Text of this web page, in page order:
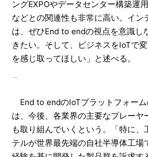
ングEXPOやデータセンター構築運
などとの関連性も非常に高い。イン
は、ぜひEnd to endの視点を意識し
きたい。そして、ビジネスをIoTで
を感じ取ってほしい」と述べる。
End to endのIoTプラットフォー
は、今後、各業界の主要なプレーヤ
も取り組んでいくという。「特に
テルが世界最先端の自社半導体工